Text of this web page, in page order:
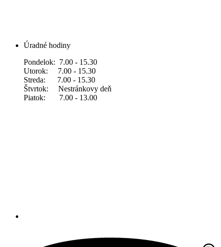
Úradné hodiny
Pondelok: 7.00 - 15.30
Utorok: 7.00 - 15.30
Streda: 7.00 - 15.30
Štvrtok: Nestránkovy deň
Piatok: 7.00 - 13.00